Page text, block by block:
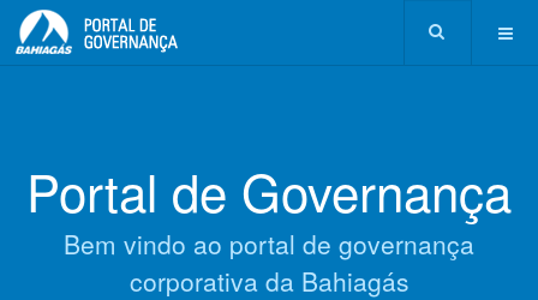
Portal de Governança
Bem vindo ao portal de governança
corporativa da Bahiagás